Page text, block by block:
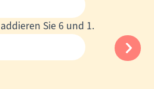
Sie 6 und 1.